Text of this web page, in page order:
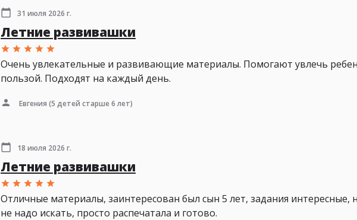
31 июля 2026 г.
Летние развивашки
Очень увлекательные и развивающие материалы. Помогают увлечь
пользой. Подходят на каждый день.
Евгения (5 детей старше 6 лет)
18 июля 2026 г.
Летние развивашки
Отличные материалы, заинтересован был сын 5 лет, задания интересные,
не надо искать, просто распечатала и готово.